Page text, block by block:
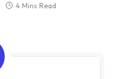
4 Mins Read